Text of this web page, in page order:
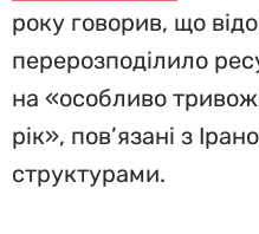
року говорив, що
перерозподілило
на «особливо
рік», пов’язані з
структурами.